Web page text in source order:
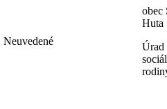
Neuvedené
obec
Huta
Úrad